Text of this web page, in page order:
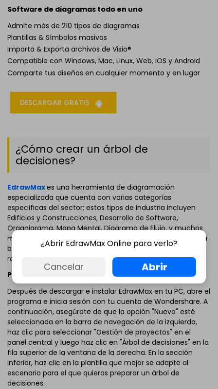
Software de diagramas todo en uno
Admite más de 210 tipos de diagramas
Plantillas & Símbolos masivos
Importa & Exporta archivos de Visio®
Compatible con Windows, Mac, Linux, Web, iOS y Android
Comparte tus diseños en cualquier momento y en lugar
DESCARGAR GRATIS
¿Cómo crear un árbol de
decisiones?
EdrawMaxes una herramienta de diagramación
especializada que cuenta con varias categorías
específicas del sector; estos tipos de industria incluyen
Edificios y Construcciones, Desarrollo de Software,
Organigrama, Mapa Mental, Diagrama de Flujo, y muchos
más. Cuando eliges un sector para empezar, se carga una
biblioteca integrada con todas las formas e iconos
relacionados junto con la plantilla.
Paso 1: elige una plantilla de árbol de decisiones
Después de descargar e instalar EdrawMax en tu PC, abre el
programa e inicia sesión con tu cuenta de Wondershare. A
continuación, asegúrate de que la opción "Nuevo" esté
seleccionada en la barra de navegación de la izquierda,
haz clic para seleccionar "Gestión de proyectos" en el
panel central y luego haz clic en "Árbol de decisiones" en la
fila superior de la ventana de la derecha. En la sección
inferior, haz clic en la plantilla que mejor se adapte al
escenario para el que quieras preparar un árbol de
decisiones.
¿Abrir EdrawMax Online para verlo?
Cancelar Abrir